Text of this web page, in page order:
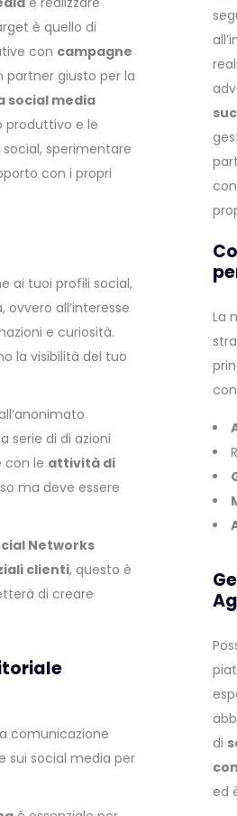
è quello di
con campagne
partner giusto per la
social media
produttivo e le
sperimentare
con i propri
ai tuoi profili social,
all’interesse
e curiosità.
la visibilità del tuo
serie di di azioni
con le attività di
ma deve essere
Networks
clienti, questo è
di creare
comunicazione
sui social media per
La
di
ed